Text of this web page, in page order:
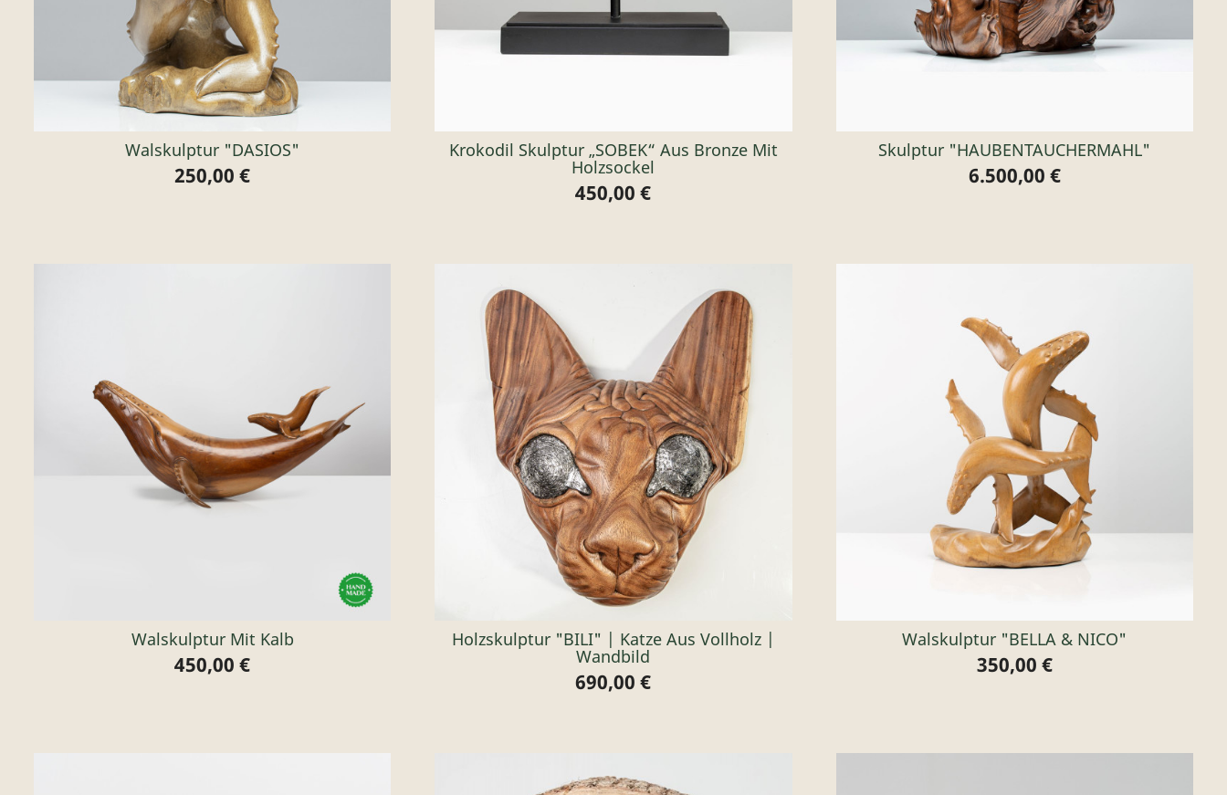
Walskulptur "DASIOS"
Preis
250,00 €
Krokodil Skulptur „SOBEK“ Aus Bronze Mit
Holzsockel
Preis
450,00 €
Skulptur "HAUBENTAUCHERMAHL"
Preis
6.500,00 €
Walskulptur Mit Kalb
Preis
450,00 €
Holzskulptur "BILI" | Katze Aus Vollholz |
Wandbild
Preis
690,00 €
Walskulptur "BELLA & NICO"
Preis
350,00 €